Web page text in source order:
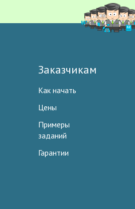
Заказчикам
Как начать
Цены
Примеры
заданий
Гарантии